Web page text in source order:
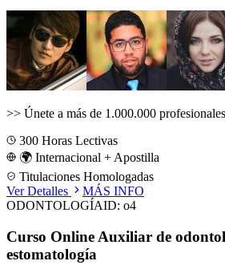
>> Únete a más de 1.000.000
300 Horas Lectivas
🌍 Internacional + Apostilla
Titulaciones Homologadas
Ver Detalles
MÁS INFO
ODONTOLOGÍAID: o4
Curso Online Auxiliar de
estomatología